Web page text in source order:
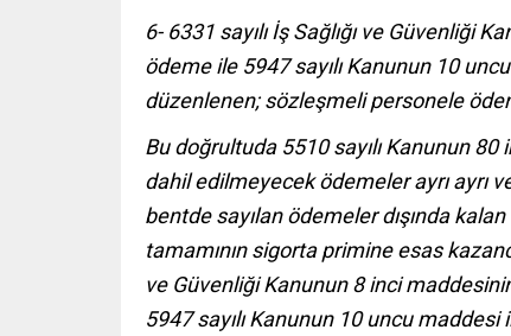
6- 6331 sayılı İş Sağlığı ve Güvenliği
ödeme ile 5947 sayılı Kanunun 10
düzenlenen; sözleşmeli personele
Bu doğrultuda 5510 sayılı Kanunun
dahil edilmeyecek ödemeler ayrı ayrı
bentde sayılan ödemeler dışında
tamamının sigorta primine esas
ve Güvenliği Kanunun 8 inci
5947 sayılı Kanunun 10 uncu